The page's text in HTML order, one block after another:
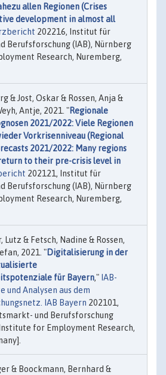
allen Regionen (Crises
development in almost all
202216, Institut für
Berufsforschung (IAB), Nürnberg
Research, Nuremberg,
& Jost, Oskar & Rossen, Anja &
Antje, 2021. "Regionale
2021/2022: Viele Regionen
Vorkrisenniveau (Regional
2021/2022: Many regions
to their pre-crisis level in
202121, Institut für
Berufsforschung (IAB), Nürnberg
Research, Nuremberg,
& Fetsch, Nadine & Rossen,
2021. "Digitalisierung in der
für Bayern," IAB-
und Analysen aus dem
IAB Bayern 202101,
und Berufsforschung
for Employment Research,
& Boockmann, Bernhard &